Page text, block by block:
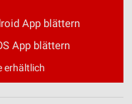
App blättern
App blättern
erhältlich